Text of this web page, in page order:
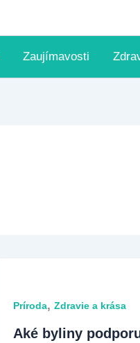
Zaujímavosti
Príroda,Zdravie a krása
Aké byliny